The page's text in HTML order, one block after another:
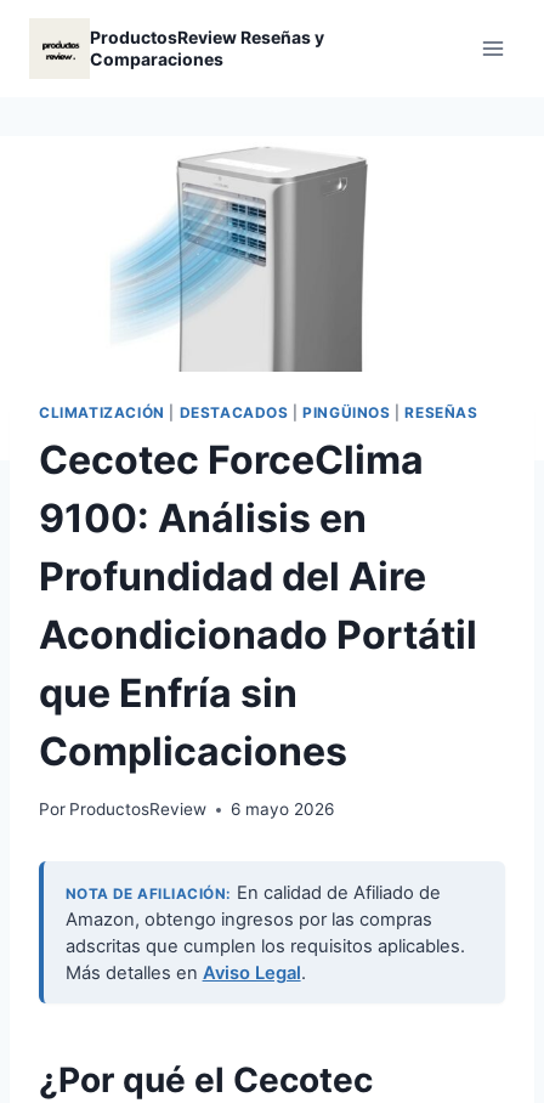
Saltar
contenido
ProductosReview Reseñas y
Comparaciones
CLIMATIZACIÓN DESTACADOS |PINGÜINOS |RESEÑAS
Cecotec ForceClima
9100: Análisis en
Profundidad del Aire
Acondicionado Portátil
que Enfría sin
Complicaciones
Por ProductosReview 6 mayo 2026
NOTA DE AFILIACIÓN: En calidad de Afiliado de
Amazon, obtengo ingresos por las compras
adscritas que cumplen los requisitos aplicables.
Más detalles en Aviso Legal.
¿Por qué el Cecotec